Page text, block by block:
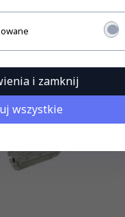
momentu przedpłaty.
i zamknij
wszystkie